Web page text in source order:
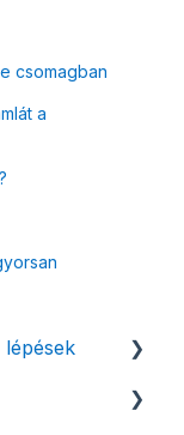
csomagban
a
lépések